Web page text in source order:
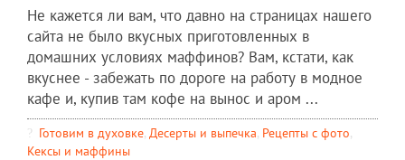
Не кажется ли вам, что давно на страницах нашего
сайта не было вкусных приготовленных в
домашних условиях маффинов? Вам, кстати, как
вкуснее - забежать по дороге на работу в модное
кафе и, купив там кофе на вынос и аром ...
Готовим в духовке, Десерты и выпечка, Рецепты c фото,
Кексы и маффины